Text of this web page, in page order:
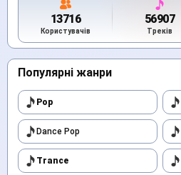
13716
Користувачів
56907
Треків
Популярні жанри
Pop
Dance Pop
Trance